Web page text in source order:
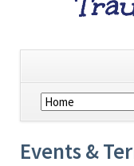
Navigation
überspringen
Events &